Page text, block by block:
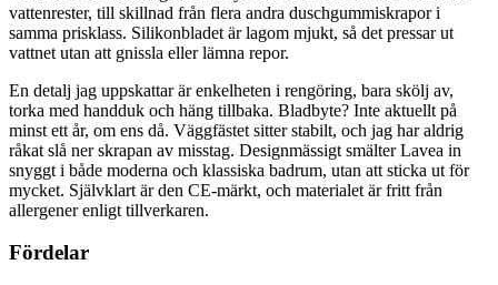
vattenrester, till skillnad från flera andra duschgummiskrapor i
samma prisklass. Silikonbladet är lagom mjukt, så det pressar ut
vattnet utan att gnissla eller lämna repor.
En detalj jag uppskattar är enkelheten i rengöring, bara skölj av,
torka med handduk och häng tillbaka. Bladbyte? Inte aktuellt på
minst ett år, om ens då. Väggfästet sitter stabilt, och jag har aldrig
råkat slå ner skrapan av misstag. Designmässigt smälter Lavea in
snyggt i både moderna och klassiska badrum, utan att sticka ut för
mycket. Självklart är den CE-märkt, och materialet är fritt från
allergener enligt tillverkaren.
Fördelar